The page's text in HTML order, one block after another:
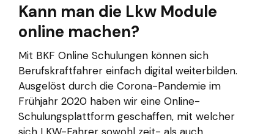
Kann man die Lkw Module
online machen?
Mit BKF Online Schulungen können sich
Berufskraftfahrer einfach digital weiterbilden.
Ausgelöst durch die Corona-Pandemie im
Frühjahr 2020 haben wir eine Online-
Schulungsplattform geschaffen, mit welcher